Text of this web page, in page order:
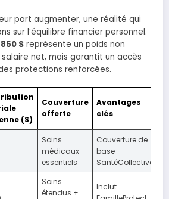
part augmenter, une réalité qui
sur l’équilibre financier personnel.
$ représente un poids non
net, mais garantit un accès
protections renforcées.
($)
Couverture
offerte
Avantages
clés
Soins
médicaux
essentiels
Couverture de
base
SantéCollective
Soins
étendus +
Inclut